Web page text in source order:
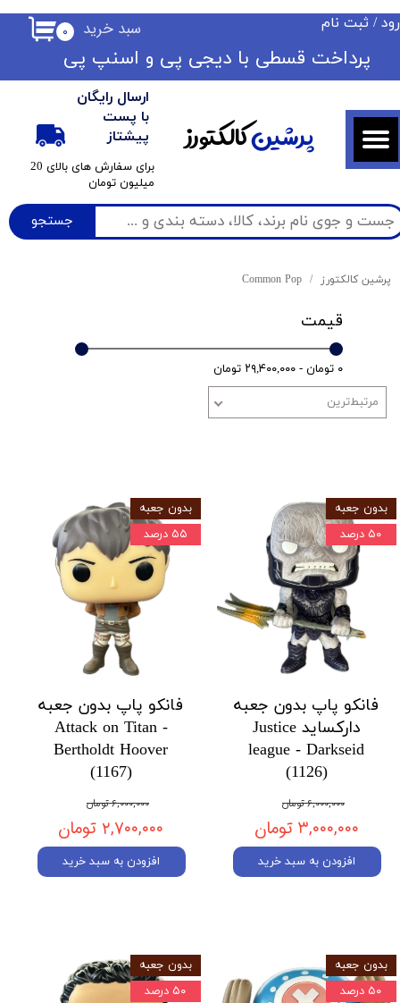
جستجو
ارسال رایگان
با پست
پیشتاز
​برای سفارش های بالای 20
میلیون تومان
۰ سبد خرید / ثبت نام
حساب کاربری من
تغییر گذر واژه
سفارشات
خروج از حساب کاربری
​​پرداخت قسطی با دیجی پی ​​​​​​​و اسنپ پی
پرشینکالکتورز
پرشین کالکتورز Common Pop
قیمت
۰ تومان - ۲۹,۴۰۰,۰۰۰ تومان
مرتبط‌ترین
فانکو پاپ بدون جعبه
دارکساید Justice
league - Darkseid
(1126)
۶,۰۰۰,۰۰۰ تومان
۳,۰۰۰,۰۰۰ تومان
افزودن به سبد خرید
بدون جعبه
۵۰ درصد
فانکو پاپ بدون جعبه
Attack on Titan -
Bertholdt Hoover
(1167)
۶,۰۰۰,۰۰۰ تومان
۲,۷۰۰,۰۰۰ تومان
افزودن به سبد خرید
بدون جعبه
۵۵ درصد
بدون جعبه
۵۰ درصد
بدون جعبه
۵۰ درصد